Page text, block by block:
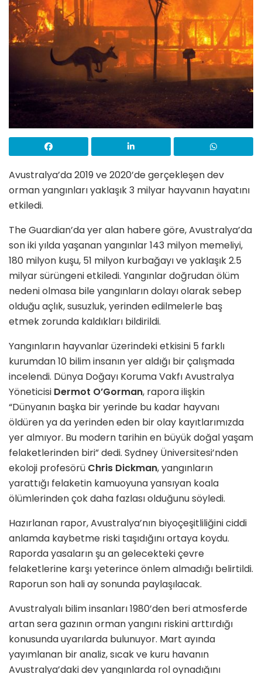
Avustralya’da 2019 ve 2020’de gerçekleşen dev
orman yangınları yaklaşık 3 milyar hayvanın hayatını
etkiledi.
The Guardian’da yer alan habere göre, Avustralya’da
son iki yılda yaşanan yangınlar 143 milyon memeliyi,
180 milyon kuşu, 51 milyon kurbağayı ve yaklaşık 2.5
milyar sürüngeni etkiledi. Yangınlar doğrudan ölüm
nedeni olmasa bile yangınların dolayı olarak sebep
olduğu açlık, susuzluk, yerinden edilmelerle baş
etmek zorunda kaldıkları bildirildi.
Yangınların hayvanlar üzerindeki etkisini 5 farklı
kurumdan 10 bilim insanın yer aldığı bir çalışmada
incelendi. Dünya Doğayı Koruma Vakfı Avustralya
Yöneticisi Dermot O’Gorman, rapora ilişkin
“Dünyanın başka bir yerinde bu kadar hayvanı
öldüren ya da yerinden eden bir olay kayıtlarımızda
yer almıyor. Bu modern tarihin en büyük doğal yaşam
felaketlerinden biri” dedi. Sydney Üniversitesi’nden
ekoloji profesörü Chris Dickman, yangınların
yarattığı felaketin kamuoyuna yansıyan koala
ölümlerinden çok daha fazlası olduğunu söyledi.
Hazırlanan rapor, Avustralya’nın biyoçeşitliliğini ciddi
anlamda kaybetme riski taşıdığını ortaya koydu.
Raporda yasaların şu an gelecekteki çevre
felaketlerine karşı yeterince önlem almadığı belirtildi.
Raporun son hali ay sonunda paylaşılacak.
Avustralyalı bilim insanları 1980’den beri atmosferde
artan sera gazının orman yangını riskini arttırdığı
konusunda uyarılarda bulunuyor. Mart ayında
yayımlanan bir analiz, sıcak ve kuru havanın
Avustralya’daki dev yangınlarda rol oynadığını